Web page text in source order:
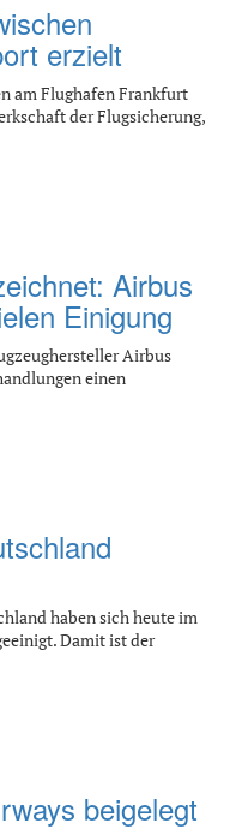
erzielt
am Flughafen Frankfurt
der Flugsicherung,
Airbus
Einigung
Airbus
einen
haben sich heute im
Damit ist der
beigelegt